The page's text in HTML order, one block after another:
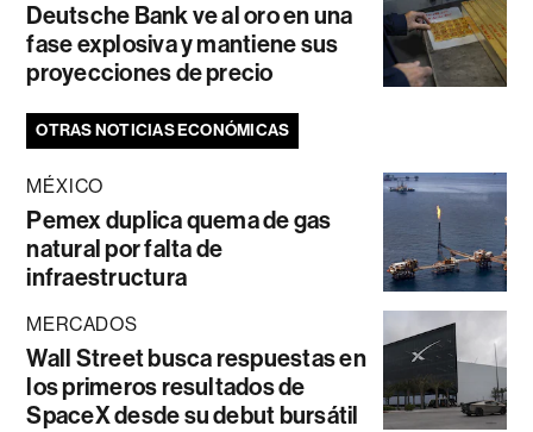
Deutsche Bank ve al oro en una
fase explosiva y mantiene sus
proyecciones de precio
OTRAS NOTICIAS ECONÓMICAS
MÉXICO
Pemex duplica quema de gas
natural por falta de
infraestructura
MERCADOS
Wall Street busca respuestas en
los primeros resultados de
SpaceX desde su debut bursátil